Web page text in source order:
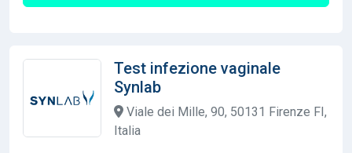
Test infezione vaginale
Synlab
Viale dei Mille, 90, 50131 Firenze FI,
Italia